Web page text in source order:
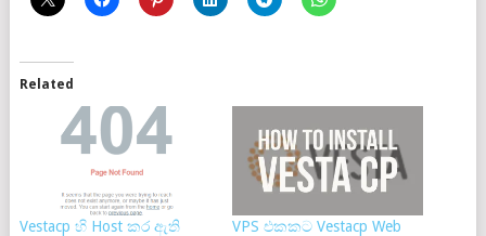
Related
Vestacp හි Host කර ඇති
VPS එකකට Vestacp Web